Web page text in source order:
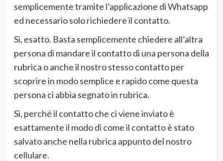
semplicemente tramite l’applicazione di Whatsapp
ed necessario solo richiedere il contatto.
Si, esatto. Basta semplicemente chiedere all’altra
persona di mandare il contatto di una persona della
rubrica o anche il nostro stesso contatto per
scoprire in modo semplice e rapido come questa
persona ci abbia segnato in rubrica.
Si, perché il contatto che ci viene inviato è
esattamente il modo di come il contatto è stato
salvato anche nella rubrica appunto del nostro
cellulare.